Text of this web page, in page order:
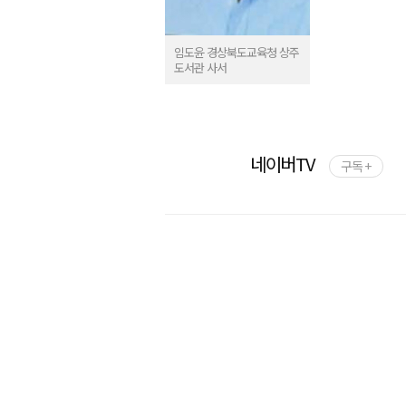
임도윤 경상북도교육청 상주
도서관 사서
네이버TV 구독 +